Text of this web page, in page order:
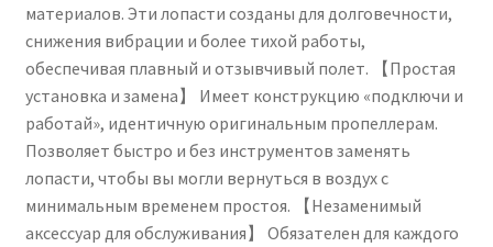
материалов. Эти лопасти созданы для долговечности,
снижения вибрации и более тихой работы,
обеспечивая плавный и отзывчивый полет. 【Простая
установка и замена】 Имеет конструкцию «подключи и
работай», идентичную оригинальным пропеллерам.
Позволяет быстро и без инструментов заменять
лопасти, чтобы вы могли вернуться в воздух с
минимальным временем простоя. 【Незаменимый
аксессуар для обслуживания】 Обязателен для каждого